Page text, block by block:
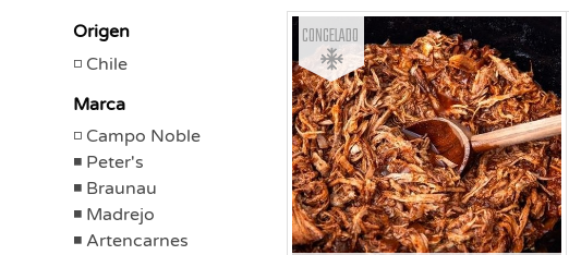
Origen
Chile
Marca
Campo Noble
Peter's
Braunau
Madrejo
Artencarnes
Congelado